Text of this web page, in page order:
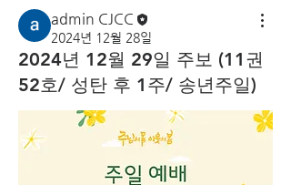
admin CJCC
2024년 12월 28일
2024년 12월 29일 주보 (11권
52호/ 성탄 후 1주/ 송년주일)